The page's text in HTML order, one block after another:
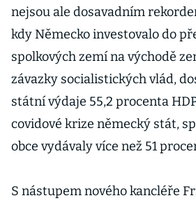
nejsou ale dosavadním
kdy Německo investovalo do
spolkových zemí na východě
závazky socialistických vlád,
státní výdaje 55,2 procenta
covidové krize německý stát,
obce vydávaly více než 51
S nástupem nového kancléře